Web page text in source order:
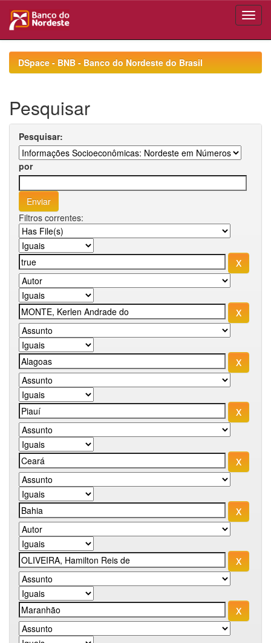
navigationDSpace - BNB - Banco do Nordeste do Brasil
Pesquisar
Pesquisar:
por
Filtros correntes: